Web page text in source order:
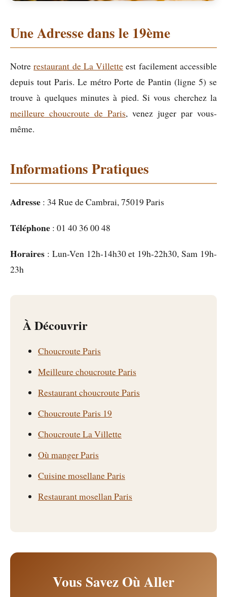
Une Adresse dans le 19ème
Notrerestaurant de La Villette est facilement accessible
depuis tout Paris. Le métro Porte de Pantin (ligne 5) se
trouve à quelques minutes à pied. Si vous cherchez la
meilleure choucroute de Paris, venez juger par vous-
même.
Informations Pratiques
Adresse : 34 Rue de Cambrai, 75019 Paris
Téléphone : 01 40 36 00 48
Horaires : Lun-Ven 12h-14h30 et 19h-22h30, Sam 19h-
23h
À Découvrir
Choucroute Paris
Meilleure choucroute Paris
Restaurant choucroute Paris
Choucroute Paris 19
Choucroute La Villette
Où manger Paris
Cuisine mosellane Paris
Restaurant mosellan Paris
Vous Savez Où Aller